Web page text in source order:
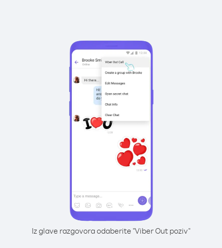
Iz glave razgovora odaberite "Viber Out poziv"